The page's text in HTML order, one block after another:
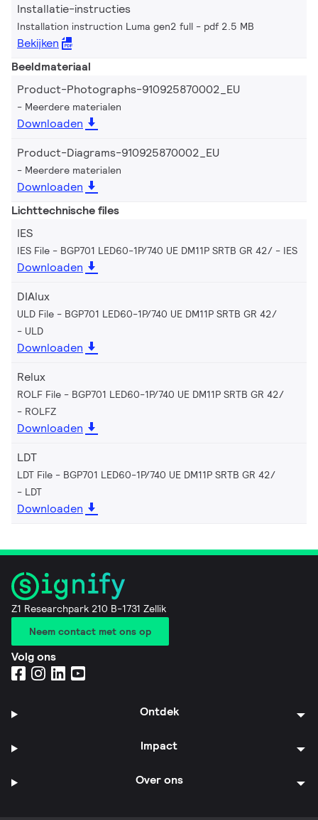
Installatie-instructies
Installation instruction Luma gen2 full pdf 2.5 MB
Bekijken
Beeldmateriaal
Product-Photographs-910925870002_EU
Meerdere materialen
Downloaden
Product-Diagrams-910925870002_EU
Meerdere materialen
Downloaden
Lichttechnische files
IES
IES File - BGP701 LED60-1P/740 UE DM11P SRTB GR 42/ IES
Downloaden
DIAlux
ULD File - BGP701 LED60-1P/740 UE DM11P SRTB GR 42/
ULD
Downloaden
Relux
ROLF File - BGP701 LED60-1P/740 UE DM11P SRTB GR 42/
ROLFZ
Downloaden
LDT
LDT File - BGP701 LED60-1P/740 UE DM11P SRTB GR 42/
LDT
Downloaden
Z1 Researchpark 210 B-1731 Zellik
Neem contact met ons op
Volg ons
Ontdek
Impact
Over ons